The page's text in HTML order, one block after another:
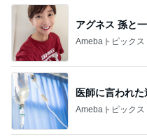
医師に言われた
Amebaトピックス